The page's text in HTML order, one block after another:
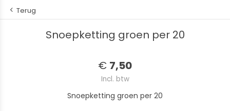
Terug
Snoepketting groen per 20
€ 7,50
Incl. btw
Snoepketting groen per 20